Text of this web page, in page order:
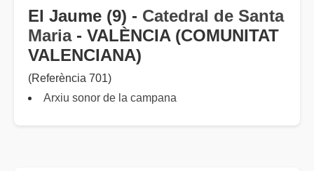
El Jaume (9) - Catedral de Santa
Maria- VALÈNCIA (COMUNITAT
VALENCIANA)
(Referència 701)
Arxiu sonor de la campana